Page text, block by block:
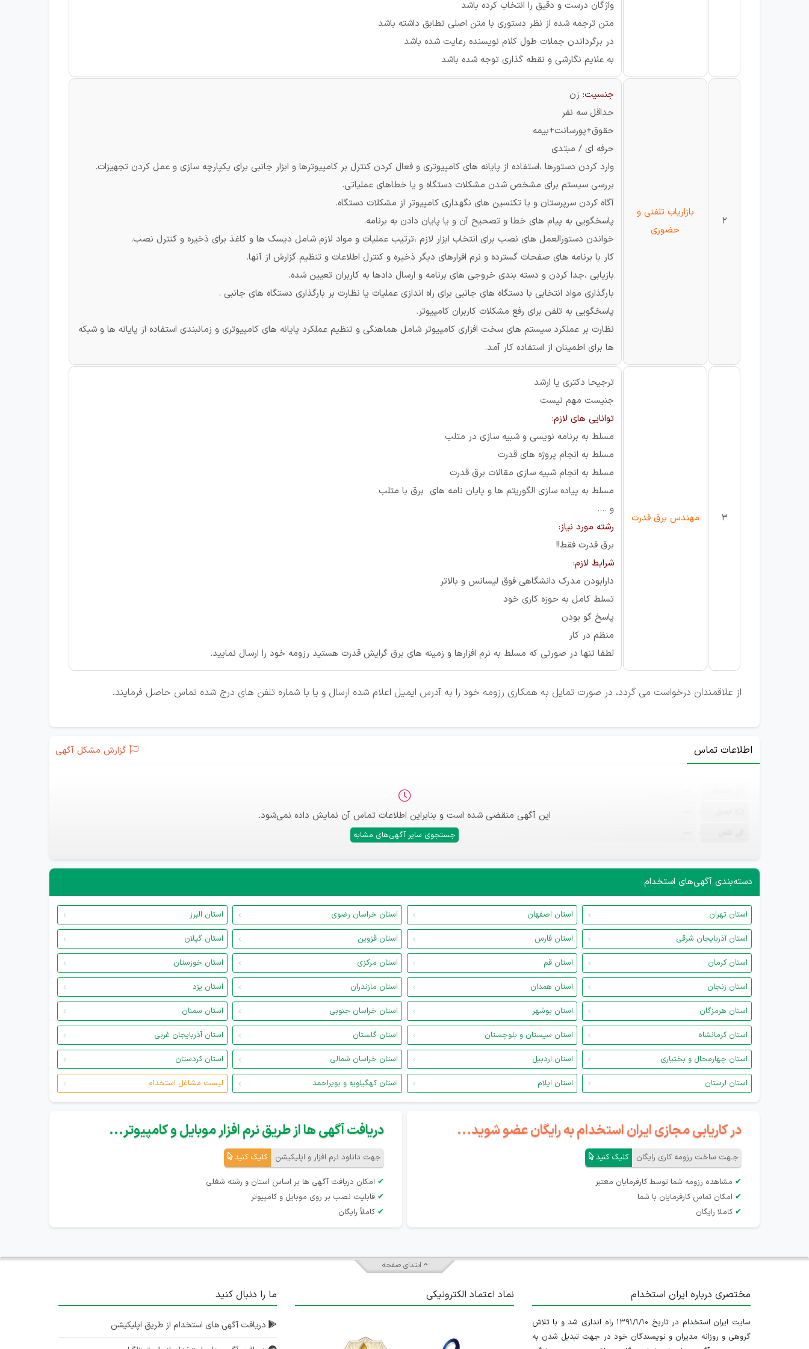
واژگان درست و دقیق را انتخاب کرده باشد
متن ترجمه شده از نظر دستوری با متن اصلی تطابق داشته باشد
در برگرداندن جملات طول کلام نویسنده رعایت شده باشد
به علایم نگارشی و نقطه گذاری توجه شده باشد
2
بازاریاب تلفنی و
حضوری
جنسیت: زن
حداقل سه نفر
حقوق+پورسانت+بیمه
حرفه ای / مبتدی
وارد کردن دستورها ،استفاده از پایانه های کامپیوتری و فعال کردن کنترل بر کامپیوترها و ابزار جانبی برای یکپارچه سازی و عمل کردن تجهیزات.
بررسی سیستم برای مشخص شدن مشکلات دستگاه و یا خطاهای عملیاتی.
آگاه کردن سرپرستان و یا تکنسین های نگهداری کامپیوتر از مشکلات دستگاه.
پاسخگویی به پیام های خطا و تصحیح آن و یا پایان دادن به برنامه.
خواندن دستورالعمل های نصب برای انتخاب ابزار لازم ،ترتیب عملیات و مواد لازم شامل دیسک ها و کاغذ برای ذخیره و کنترل نصب.
کار با برنامه های صفحات گسترده و نرم افرارهای دیگر ذخیره و کنترل اطلاعات و تنظیم گزارش از آنها.
بازیابی ،جدا کردن و دسته بندی خروجی های برنامه و ارسال دادها به کاربران تعیین شده.
بارگذاری مواد انتخابی با دستگاه های جانبی برای راه اندازی عملیات یا نظارت بر بارگذاری دستگاه های جانبی .
پاسخگویی به تلفن برای رفع مشکلات کاربران کامپیوتر.
نظارت بر عملکرد سیستم های سخت افزاری کامپیوتر شامل هماهنگی و تنظیم عملکرد پایانه های کامپیوتری و زمانبندی استفاده از پایانه ها و شبکه
ها برای اطمینان از استفاده کار آمد.
3 مهندس برق قدرت
ترجیحا دکتری یا ارشد
جنیست مهم نیست
توانایی های لازم:
مسلط به برنامه نویسی و شبیه سازی در متلب
مسلط به انجام پروژه های قدرت
مسلط به انجام شبیه سازی مقالات برق قدرت
مسلط به پیاده سازی الگوریتم ها و پایان نامه های برق با متلب
و ....
رشته مورد نیاز:
برق قدرت فقط!!
شرایط لازم:
دارابودن مدرک دانشگاهی فوق لیسانس و بالاتر
تسلط کامل به حوزه کاری خود
پاسخ گو بودن
منظم در کار
لطفا تنها در صورتی که مسلط به نرم افزارها و زمینه های برق گرایش قدرت هستید رزومه خود را ارسال نمایید.
از علاقمندان درخواست می گردد، در صورت تمایل به همکاری رزومه خود را به آدرس ایمیل اعلام شده ارسال و یا با شماره تلفن های درج شده تماس حاصل فرمایند.
اطلاعات تماس گزارش مشکل آگهی
این آگهی منقضی شده است و بنابراین اطلاعات تماس آن نمایش داده نمی‌شود.
جستجوی سایر آگهی‌های مشابه
دسته‌بندی آگهی‌های استخدام
استان تهران استان اصفهان استان خراسان رضوی
استان البرز
استان آذربایجان شرقی
استان فارس استان قزوین
استان گیلان
استان کرمان
استان قم استان مرکزی
استان خوزستان
استان زنجان
استان همدان استان مازندران
استان یزد
استان هرمزگان
استان بوشهر استان خراسان جنوبی
استان سمنان
استان کرمانشاه
استان سیستان و بلوچستان استان گلستان
استان آذربایجان غربی
استان چهارمحال و بختیاری
استان اردبیل استان خراسان شمالی
استان کردستان
استان لرستان
استان ایلام استان کهگیلویه و بویراحمد لیست مشاغل استخدام
در کاریابی مجازی ایران استخدام به رایگان عضو شوید...
جـهت ساخت رزومه کاری رایگان کلیک کنید
✔ مشاهده رزومه شما توسط کارفرمایان معتبر
✔ امکان تماس کارفرمایان با شما
✔ کاملا رایگان
دریافت آگهی ها از طریق نرم افزار موبایل و کامپیوتر...
جهت دانلود نرم افزار و اپلیکیشن کلیک کنید
✔ امکان دریافت آگهی ها بر اساس استان و رشته شغلی
✔ قابلیت نصب بر روی موبایل و کامپیوتر
✔ کاملاً رایگان
ابتدای صفحه
مختصری درباره ایران استخدام
سایت ایران استخدام در تاریخ ۱۳۹۱/۱/۱۰ راه اندازی شد و با تلاش
گروهی و روزانه مدیران و نویسندگان خود در جهت تبدیل شدن به
نماد اعتماد الکترونیکی ما را دنبال کنید
دریافت آگهی های استخدام از طریق اپلیکیشن